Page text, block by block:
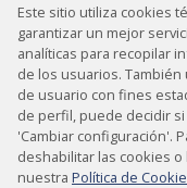
Este sitio utiliza cookies
garantizar un mejor
analíticas para recopilar
de los usuarios.
de usuario con fines
de perfil, puede decidir
'Cambiar configuración'.
deshabilitar las cookies
nuestra Política de